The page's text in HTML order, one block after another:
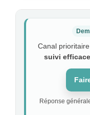
Canal
suivi efficace
Réponse